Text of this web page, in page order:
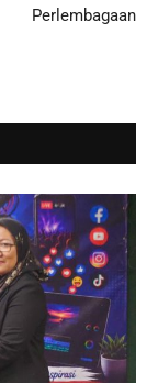
Perlembagaan